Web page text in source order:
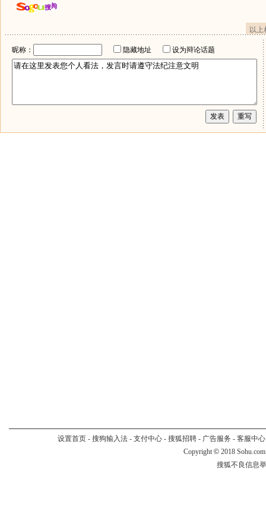
以
昵称： 隐藏地址 设为辩论话题
设置首页- 搜狗输入法- 支付中心- 搜狐招聘- 广告服务 - 客服中心
Copyright © 2018
搜狐不良信息